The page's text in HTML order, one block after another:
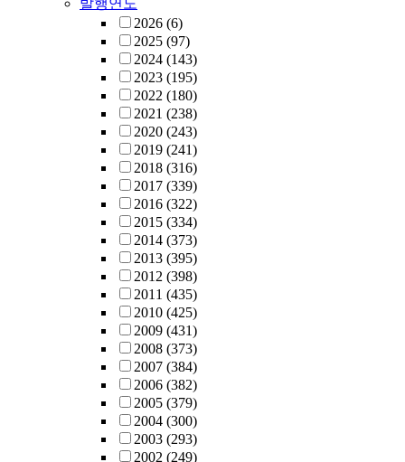
발행연도
2026 (6)
2025 (97)
2024 (143)
2023 (195)
2022 (180)
2021 (238)
2020 (243)
2019 (241)
2018 (316)
2017 (339)
2016 (322)
2015 (334)
2014 (373)
2013 (395)
2012 (398)
2011 (435)
2010 (425)
2009 (431)
2008 (373)
2007 (384)
2006 (382)
2005 (379)
2004 (300)
2003 (293)
2002 (249)